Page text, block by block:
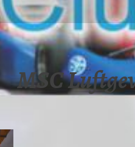
MSC